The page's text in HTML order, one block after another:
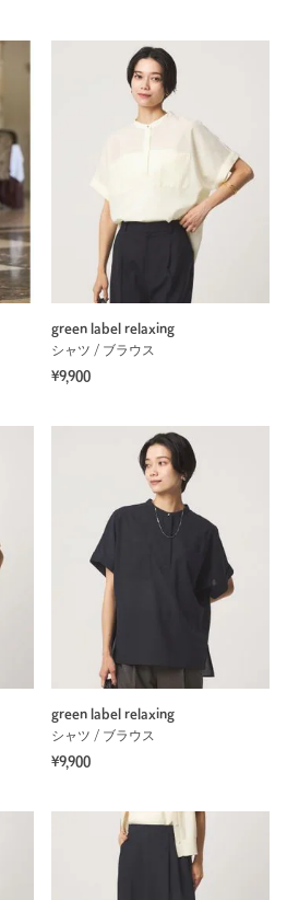
green label relaxing
シャツ / ブラウス
¥9,900
green label relaxing
シャツ / ブラウス
¥9,900